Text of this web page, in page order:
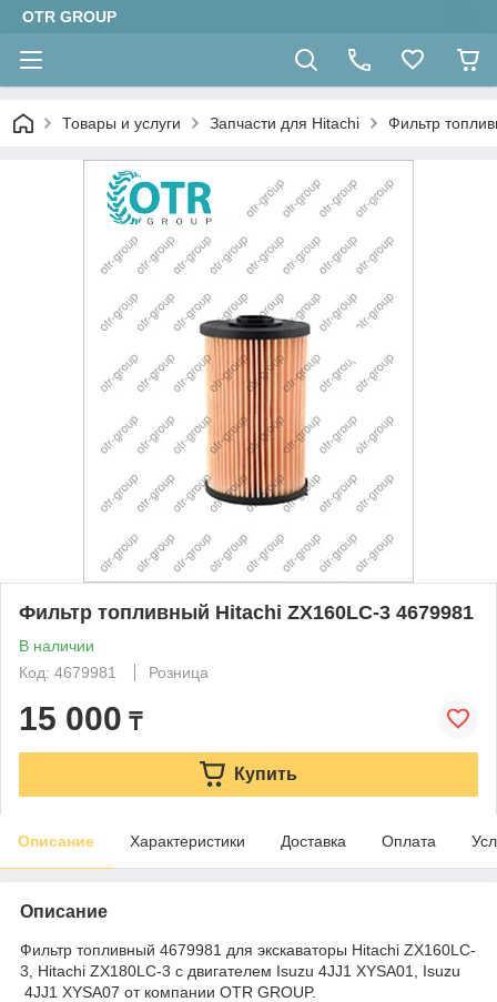
OTR GROUP
Товары и услуги Запчасти для Hitachi Фильтр
Фильтр топливный Hitachi ZX160LC-3 4679981
В наличии
Код: 4679981
Розница
15 000 ₸
Купить
Описание Характеристики Доставка Оплата
Описание
Фильтр топливный 4679981 для экскаваторы Hitachi ZX160LC-
3, Hitachi ZX180LC-3 с двигателем Isuzu 4JJ1 XYSA01, Isuzu
4JJ1 XYSA07 от компании OTR GROUP.